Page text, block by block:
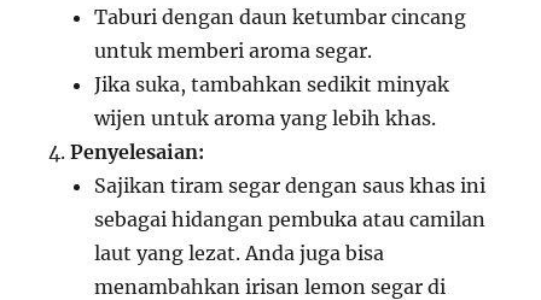
Taburi dengan daun ketumbar cincang
untuk memberi aroma segar.
Jika suka, tambahkan sedikit minyak
wijen untuk aroma yang lebih khas.
Penyelesaian:
Sajikan tiram segar dengan saus khas ini
sebagai hidangan pembuka atau camilan
laut yang lezat. Anda juga bisa
menambahkan irisan lemon segar di